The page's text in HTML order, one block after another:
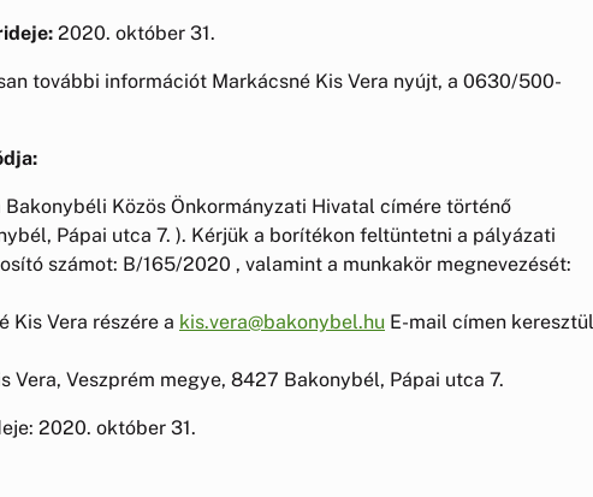
2020. október 31.
további információt Markácsné Kis Vera nyújt, a 0630/500-
Közös Önkormányzati Hivatal címére történő
Pápai utca 7. ). Kérjük a borítékon feltüntetni a pályázati
számot: B/165/2020 , valamint a munkakör megnevezését:
Kis Vera részére a kis.vera@bakonybel.hu E-mail címen keresztül
Vera, Veszprém megye, 8427 Bakonybél, Pápai utca 7.
2020. október 31.